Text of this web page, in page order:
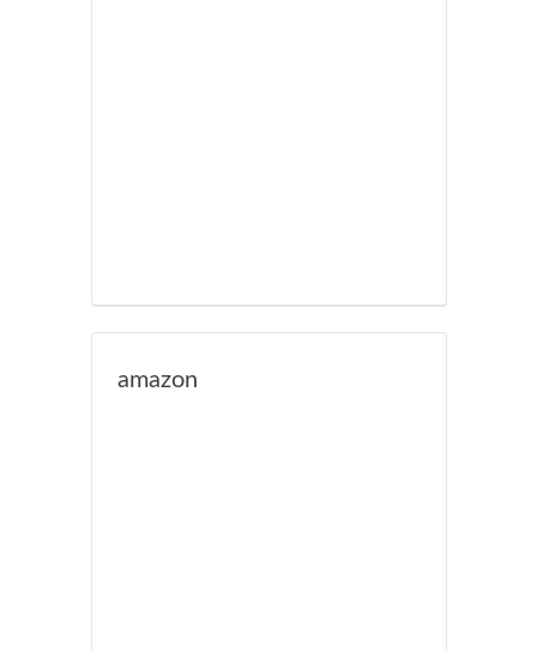
amazon